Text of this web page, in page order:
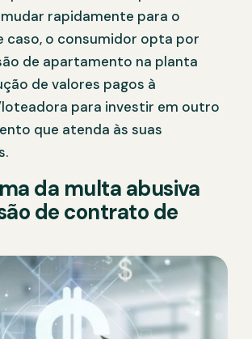
rapidamente para o
caso, o consumidor opta por
de apartamento na planta
de valores pagos à
para investir em outro
que atenda às suas
da multa abusiva
de contrato de